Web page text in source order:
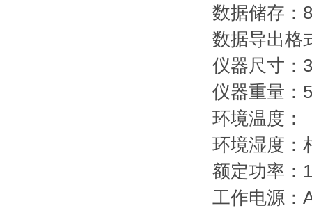
数据储存：
数据导出格
仪器尺寸：
仪器重量：
环境温度：
环境湿度：
额定功率：
工作电源：